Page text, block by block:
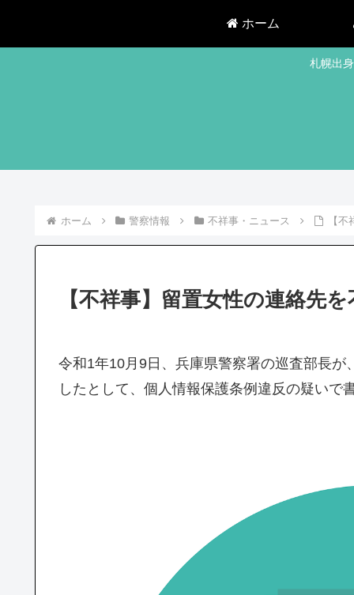
札幌出
ホーム
ホーム 警察情報 不祥事・ニュース 【
【不祥事】留置女性の連絡先
令和1年10月9日、兵庫県警察署の巡査部長
したとして、個人情報保護条例違反の疑いで